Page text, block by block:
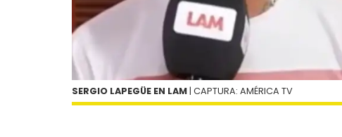
SERGIO LAPEGÜE EN LAM | CAPTURA: AMÉRICA TV